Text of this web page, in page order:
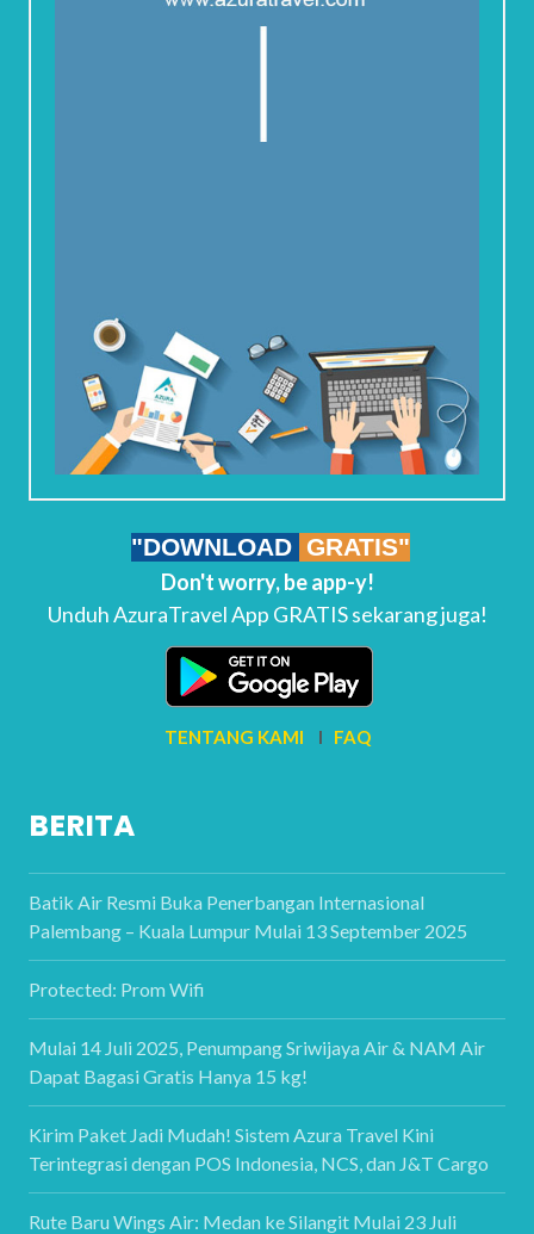
"DOWNLOAD GRATIS"
Don't worry, be app-y!
Unduh AzuraTravel App GRATIS sekarang juga!
TENTANG KAMI I FAQ
BERITA
Batik Air Resmi Buka Penerbangan Internasional
Palembang – Kuala Lumpur Mulai 13 September 2025
Protected: Prom Wifi
Mulai 14 Juli 2025, Penumpang Sriwijaya Air & NAM Air
Dapat Bagasi Gratis Hanya 15 kg!
Kirim Paket Jadi Mudah! Sistem Azura Travel Kini
Terintegrasi dengan POS Indonesia, NCS, dan J&T Cargo
Rute Baru Wings Air: Medan ke Silangit Mulai 23 Juli